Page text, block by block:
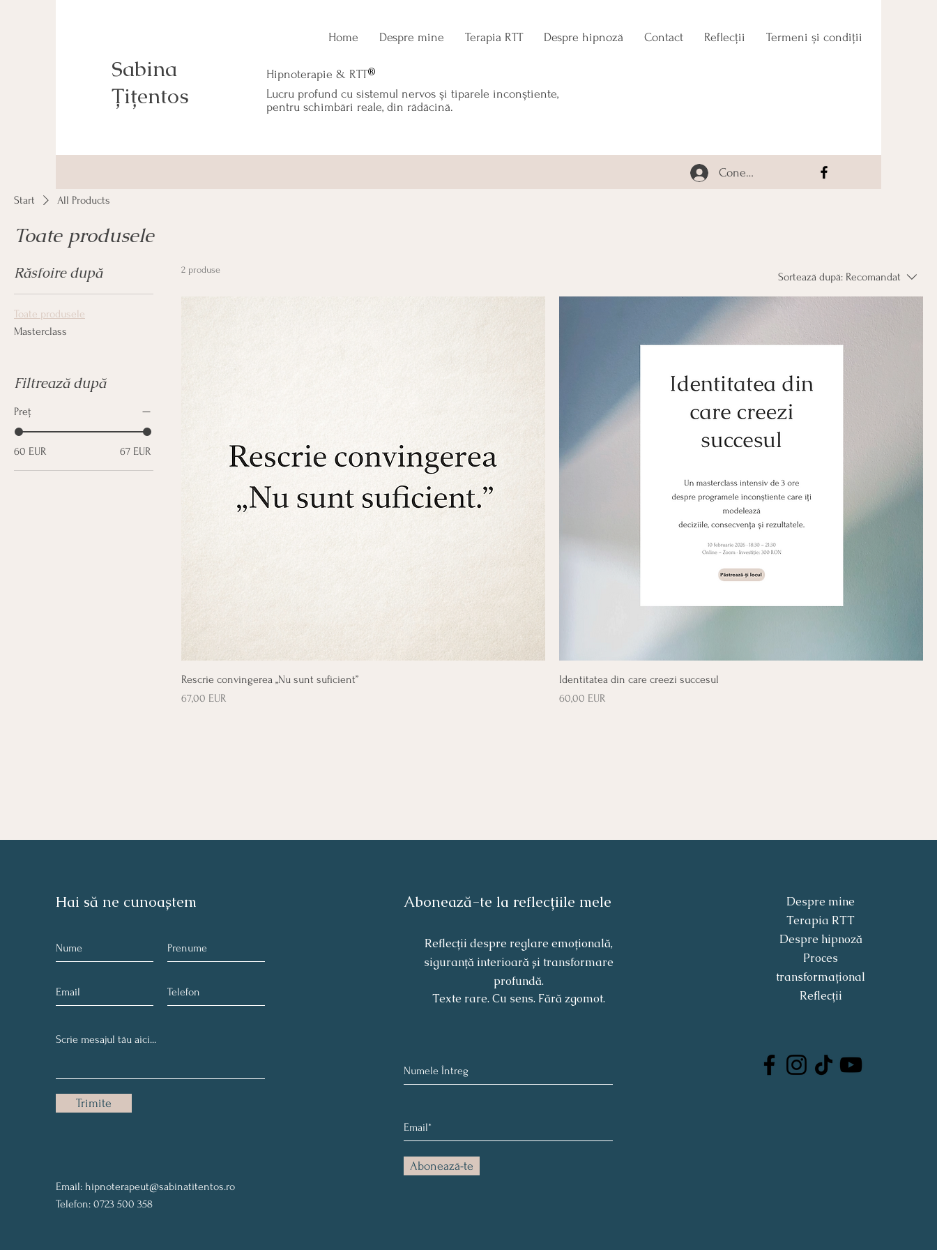
Sabina
Țițentos
Home Despre mine Terapia RTT Despre hipnoză Contact Reflecții Termeni și condiții
Hipnoterapie & RTT®
Lucru profund cu sistemul nervos și tiparele inconștiente,
pentru schimbări reale, din rădăcină.
Conectează-te
Start All Products
Toate produsele
Răsfoire după
Toate produsele
Masterclass
Filtrează după
Preț
60 EUR 67 EUR
2 produse
Sortează după: Recomandat
Rescrie convingerea „Nu sunt suficient”
Preț
67,00 EUR
Identitatea din care creezi succesul
Preț
60,00 EUR
Hai să ne cunoaștem
Trimite
Email: hipnoterapeut@sabinatitentos.ro
Telefon: 0723 500 358
Abonează-te la reflecțiile mele
Reflecții despre reglare emoțională,
siguranță interioară și transformare
profundă.
Texte rare. Cu sens. Fără zgomot.
Abonează-te
Despre mine
Terapia RTT
Despre hipnoză
Proces
transformațional
Reflecții